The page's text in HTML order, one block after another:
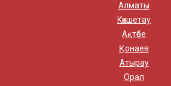
Алматы
Көкшетау
Ақтөбе
Қонаев
Атырау
Орал